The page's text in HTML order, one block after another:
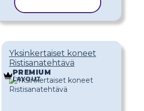
Yksinkertaiset koneet
Ristisanatehtävä
PREMIUM
LAYOUT